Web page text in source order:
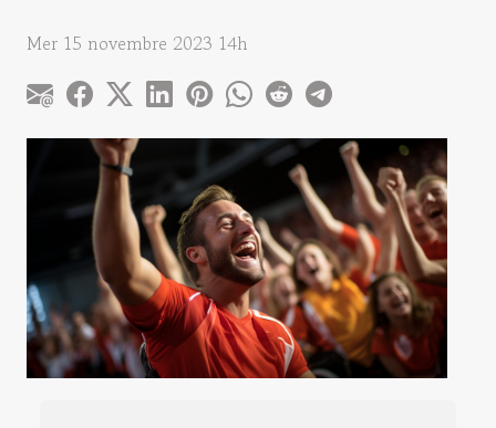
Mer 15 novembre 2023 14h